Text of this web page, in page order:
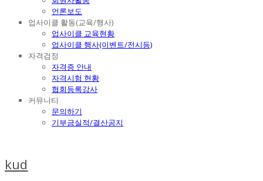
언론보도
업사이클 활동(교육/행사)
업사이클 교육현황
업사이클 행사(이벤트/전시등)
자격검정
자격증 안내
자격시험 현황
협회등록강사
커뮤니티
문의하기
기부금실적/결산공지
kud